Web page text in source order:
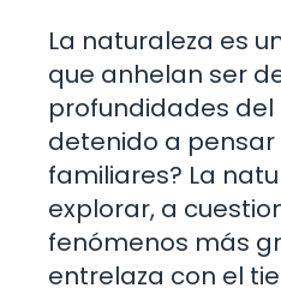
La naturaleza es
que anhelan ser
profundidades del
detenido a
familiares? La
explorar, a
fenómenos más
entrelaza con el